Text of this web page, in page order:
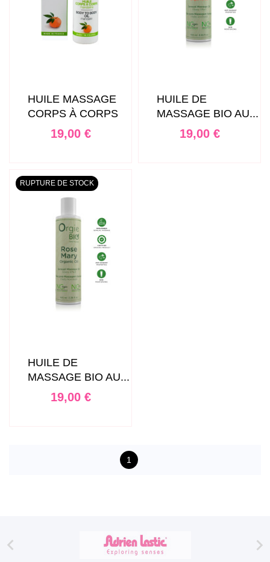
HUILE MASSAGE
CORPS À CORPS
Prix
19,00 €
HUILE DE
MASSAGE BIO AU...
Prix
19,00 €
HUILE DE
MASSAGE BIO AU...
Prix
19,00 €
RUPTURE DE STOCK
1
 